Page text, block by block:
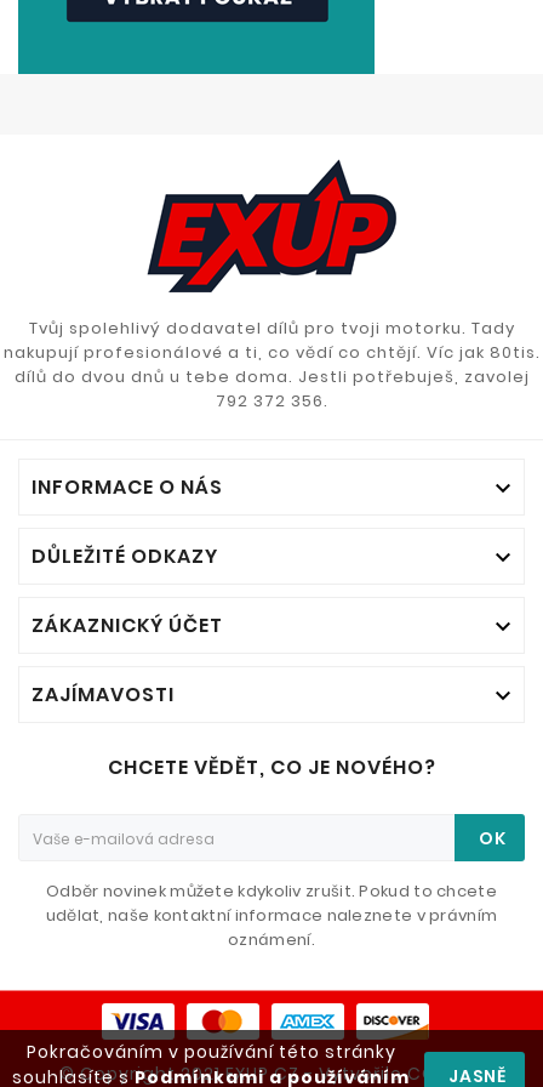
Pokračováním v používání této stránky
souhlasíte sPodmínkami a používáním JASNĚ
Tvůj spolehlivý dodavatel dílů pro tvoji motorku. Tady
nakupují profesionálové a ti, co vědí co chtějí. Víc jak 80tis.
dílů do dvou dnů u tebe doma. Jestli potřebuješ, zavolej
792 372 356.
INFORMACE O NÁS 
DŮLEŽITÉ ODKAZY 
ZÁKAZNICKÝ ÚČET 
ZAJÍMAVOSTI 
CHCETE VĚDĚT, CO JE NOVÉHO?
OK
Odběr novinek můžete kdykoliv zrušit. Pokud to chcete
udělat, naše kontaktní informace naleznete v právním
oznámení.
© Copyright 2021 EXUP CZ - Vytvořilo CONEXO